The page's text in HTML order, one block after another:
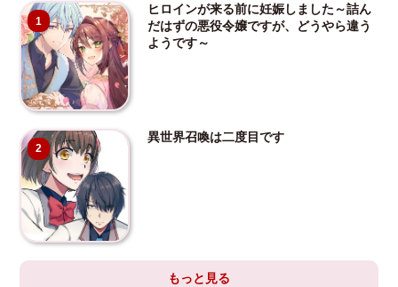
1
ヒロインが来る前に妊娠しました～詰ん
だはずの悪役令嬢ですが、どうやら違う
ようです～
2
異世界召喚は二度目です
もっと見る